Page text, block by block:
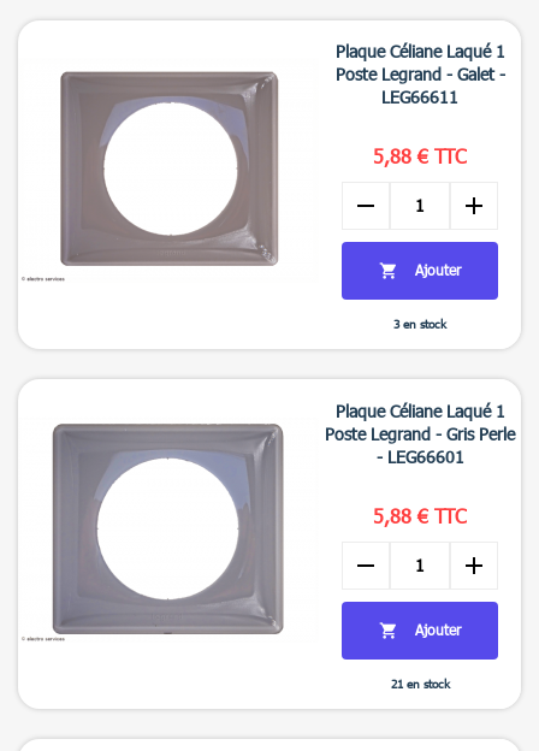

Aperçu rapide
Plaque Céliane Laqué 1
Poste Legrand - Galet -
LEG66611
5,88 € TTC
remove add
 Ajouter
3 en stock

Plaque Céliane Laqué 1
Poste Legrand - Gris Perle
- LEG66601
5,88 € TTC
remove add
 Ajouter
21 en stock